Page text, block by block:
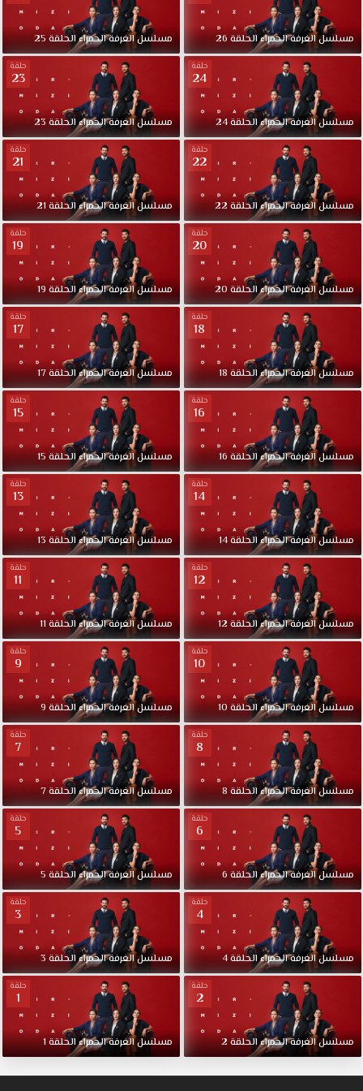
الفرح
و
السعادة
الحزن.
مسلسلالغرفةالحمراءالحلقة26 مسلسلالغرفةالحمراءالحلقة25
حلقة
24
مسلسلالغرفةالحمراءالحلقة24
حلقة
23
مسلسلالغرفةالحمراءالحلقة23
حلقة
22
مسلسلالغرفةالحمراءالحلقة22
حلقة
21
مسلسلالغرفةالحمراءالحلقة21
حلقة
20
مسلسلالغرفةالحمراءالحلقة20
حلقة
19
مسلسلالغرفةالحمراءالحلقة19
حلقة
18
مسلسلالغرفةالحمراءالحلقة18
حلقة
17
مسلسلالغرفةالحمراءالحلقة17
حلقة
16
مسلسلالغرفةالحمراءالحلقة16
حلقة
15
مسلسلالغرفةالحمراءالحلقة15
حلقة
14
مسلسلالغرفةالحمراءالحلقة14
حلقة
13
مسلسلالغرفةالحمراءالحلقة13
حلقة
12
مسلسلالغرفةالحمراءالحلقة12
حلقة
11
مسلسلالغرفةالحمراءالحلقة11
حلقة
10
مسلسلالغرفةالحمراءالحلقة10
حلقة
9
مسلسلالغرفةالحمراءالحلقة9
حلقة
8
مسلسلالغرفةالحمراءالحلقة8
حلقة
7
مسلسلالغرفةالحمراءالحلقة7
حلقة
6
مسلسلالغرفةالحمراءالحلقة6
حلقة
5
مسلسلالغرفةالحمراءالحلقة5
حلقة
4
مسلسلالغرفةالحمراءالحلقة4
حلقة
3
مسلسلالغرفةالحمراءالحلقة3
حلقة
2
مسلسلالغرفةالحمراءالحلقة2
حلقة
1
مسلسلالغرفةالحمراءالحلقة1